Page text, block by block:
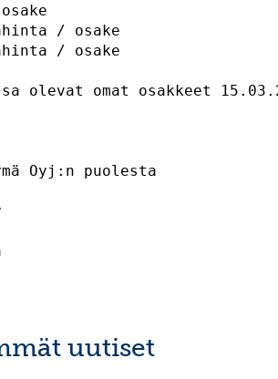
/ osake
/ osake
/ osake
olevat omat osakkeet
Oyj:n puolesta
uutiset